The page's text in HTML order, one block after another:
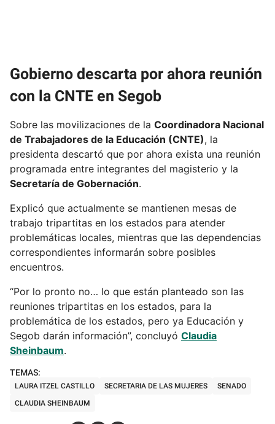
Gobierno descarta por ahora reunión
con la CNTE en Segob
Sobre las movilizaciones de la Coordinadora Nacional
de Trabajadores de la Educación (CNTE), la
presidenta descartó que por ahora exista una reunión
programada entre integrantes del magisterio y la
Secretaría de Gobernación.
Explicó que actualmente se mantienen mesas de
trabajo tripartitas en los estados para atender
problemáticas locales, mientras que las dependencias
correspondientes informarán sobre posibles
encuentros.
“Por lo pronto no… lo que están planteado son las
reuniones tripartitas en los estados, para la
problemática de los estados, pero ya Educación y
Segob darán información”, concluyó Claudia
Sheinbaum.
LAURA ITZEL CASTILLO SECRETARIA DE LAS MUJERES
SENADO
CLAUDIA SHEINBAUM